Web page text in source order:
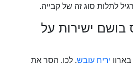
רגיל לתלות סוג זה של קבייה.
בושם ישירות על
יריח עובש. לכן, הסר את